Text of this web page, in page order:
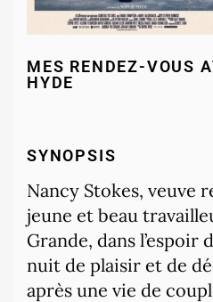
MES RENDEZ-VOUS
HYDE
SYNOPSIS
Nancy Stokes, veuve
jeune et beau
Grande, dans l’espoir
nuit de plaisir et de
après une vie de